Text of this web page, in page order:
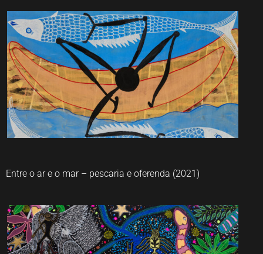
Jaider Esbell
Jaider Esbell
Entre o ar e o mar – pescaria e oferenda (2021)